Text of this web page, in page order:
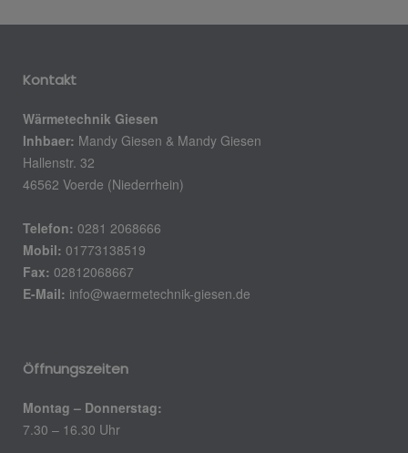
Kontakt
Wärmetechnik Giesen
Inhbaer: Mandy Giesen & Mandy Giesen
Hallenstr. 32
46562 Voerde (Niederrhein)
Telefon: 0281 2068666
Mobil: 01773138519
Fax: 02812068667
E-Mail: info@waermetechnik-giesen.de
Öffnungszeiten
Montag – Donnerstag:
7.30 – 16.30 Uhr